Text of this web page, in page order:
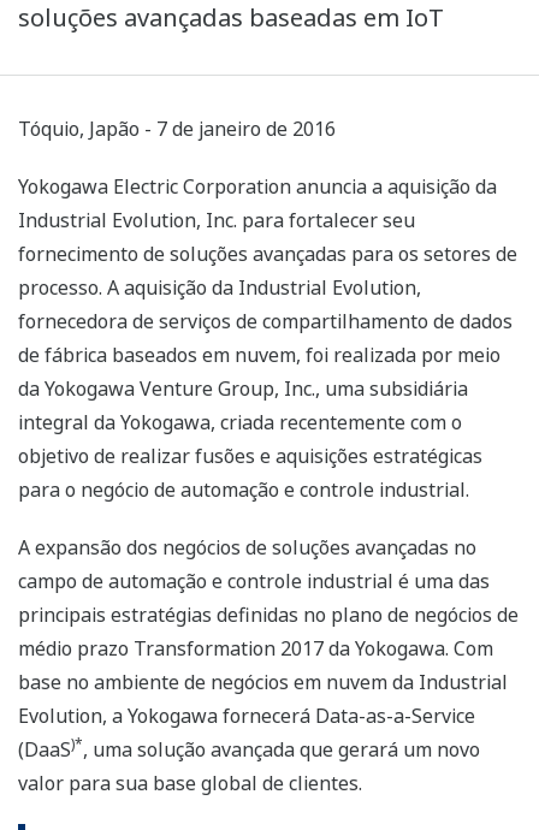
soluções avançadas baseadas em IoT
Tóquio, Japão - 7 de janeiro de 2016
Yokogawa Electric Corporation anuncia a aquisição da
Industrial Evolution, Inc. para fortalecer seu
fornecimento de soluções avançadas para os setores de
processo. A aquisição da Industrial Evolution,
fornecedora de serviços de compartilhamento de dados
de fábrica baseados em nuvem, foi realizada por meio
da Yokogawa Venture Group, Inc., uma subsidiária
integral da Yokogawa, criada recentemente com o
objetivo de realizar fusões e aquisições estratégicas
para o negócio de automação e controle industrial.
A expansão dos negócios de soluções avançadas no
campo de automação e controle industrial é uma das
principais estratégias definidas no plano de negócios de
médio prazo Transformation 2017 da Yokogawa. Com
base no ambiente de negócios em nuvem da Industrial
Evolution, a Yokogawa fornecerá Data-as-a-Service
(DaaS)*, uma solução avançada que gerará um novo
valor para sua base global de clientes.